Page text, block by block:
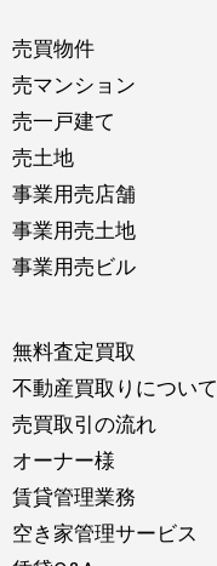
売買物件
売マンション
売一戸建て
売土地
事業用売店舗
事業用売土地
事業用売ビル
無料査定買取
不動産買取りについて
売買取引の流れ
オーナー様
賃貸管理業務
空き家管理サービス